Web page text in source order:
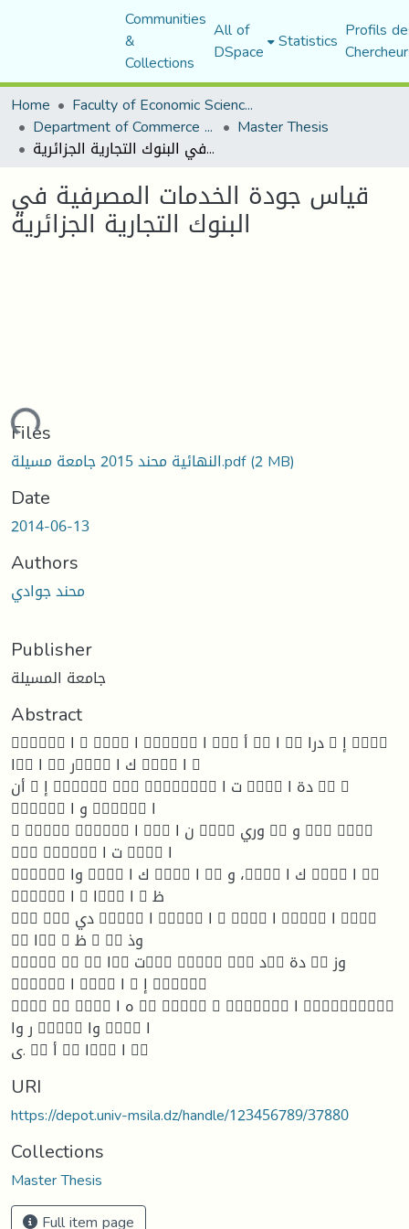
Communities
&
Collections
All of
DSpace Statistics Profils
Home
Faculty of Economic Sciences, Commerce and Management Sciences
Department of Commerce Science Master Thesis
قياس جودة الخدمات المصرفية في البنوك التجارية الجزائرية
قياس جودة الخدمات المصرفية في
البنوك التجارية الجزائرية
Files
النهائية محند 2015 جامعة مسيلة.pdf(2 MB)
Date
2014-06-13
Authors
محند جوادي
Publisher
جامعة المسيلة
Abstract
 ا   ا  ا  أ  ا  درا  إ 
ا ا  ر ك ا  ا 
أن  إ    ت ا  دة ا  
 و ا  ا
   ا  ن ا  وري  و  
  ت ا  ا
 وا  ك ا  ا  و ، ك ا  ا 
 ا  ا ا  ظ
  دي  ا  ا   ا  ا 
 ا  ظ   وذ
   ا ت   د دة  وز
 ا  ا  إ 
   ه ا     ا 
ر وا  وا  ا
ى.  أ  ا ا 
URI
https://depot.univ-msila.dz/handle/123456789/37880
Collections
Master Thesis
Full item page